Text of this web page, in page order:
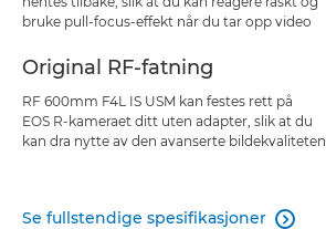
bruke pull-focus-effekt når du tar opp video
Original RF-fatning
RF 600mm F4L IS USM kan festes rett på
EOS R-kameraet ditt uten adapter, slik at du
kan dra nytte av den avanserte bildekvaliteten
Se fullstendige spesifikasjoner 